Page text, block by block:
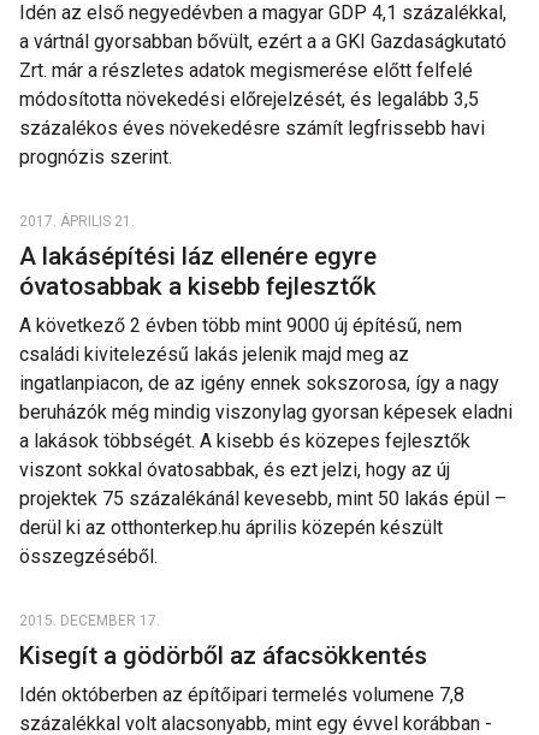
Idén az első negyedévben a magyar GDP 4,1 százalékkal,
a vártnál gyorsabban bővült, ezért a a GKI Gazdaságkutató
Zrt. már a részletes adatok megismerése előtt felfelé
módosította növekedési előrejelzését, és legalább 3,5
százalékos éves növekedésre számít legfrissebb havi
prognózis szerint.
2017. ÁPRILIS 21.
A lakásépítési láz ellenére egyre
óvatosabbak a kisebb fejlesztők
A következő 2 évben több mint 9000 új építésű, nem
családi kivitelezésű lakás jelenik majd meg az
ingatlanpiacon, de az igény ennek sokszorosa, így a nagy
beruházók még mindig viszonylag gyorsan képesek eladni
a lakások többségét. A kisebb és közepes fejlesztők
viszont sokkal óvatosabbak, és ezt jelzi, hogy az új
projektek 75 százalékánál kevesebb, mint 50 lakás épül –
derül ki az otthonterkep.hu április közepén készült
összegzéséből.
2015. DECEMBER 17.
Kisegít a gödörből az áfacsökkentés
Idén októberben az építőipari termelés volumene 7,8
százalékkal volt alacsonyabb, mint egy évvel korábban -